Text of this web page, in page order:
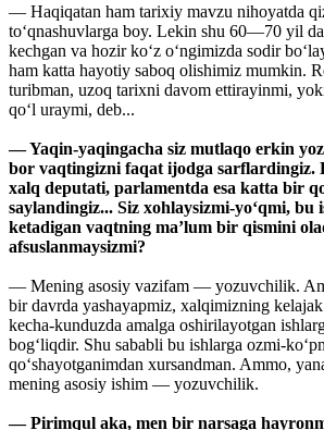
— Haqiqatan ham tarixiy mavzu nihoyatda
to‘qnashuvlarga boy. Lekin shu 60—70 yil
kechgan va hozir ko‘z o‘ngimizda sodir
ham katta hayotiy saboq olishimiz mumkin.
turibman, uzoq tarixni davom ettirayinmi,
qo‘l uraymi, deb...
— Yaqin-yaqingacha siz mutlaqo erkin
bor vaqtingizni faqat ijodga sarflardingiz.
xalq deputati, parlamentda esa katta bir
saylandingiz... Siz xohlaysizmi-yo‘qmi, bu
ketadigan vaqtning ma’lum bir qismini
afsuslanmaysizmi?
— Mening asosiy vazifam — yozuvchilik.
bir davrda yashayapmiz, xalqimizning
kecha-kunduzda amalga oshirilayotgan
bog‘liqdir. Shu sababli bu ishlarga ozmi-
qo‘shayotganimdan xursandman. Ammo,
mening asosiy ishim — yozuvchilik.
— Pirimqul aka, men bir narsaga